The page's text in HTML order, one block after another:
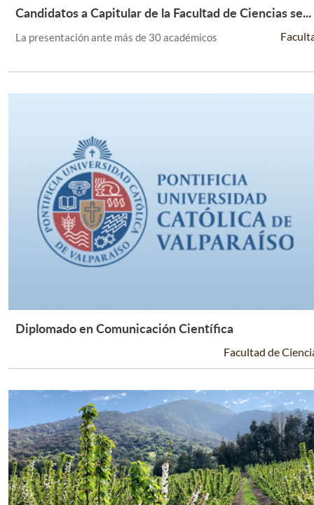
Leer Más +
Candidatos a Capitular de la Facultad de Ciencias se...
La presentación ante más de 30 académicos
Diplomado en Comunicación Científica
Facultad de